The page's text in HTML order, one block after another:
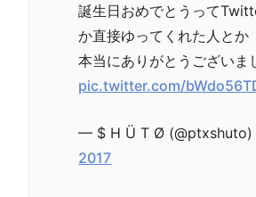
誕生日おめでとうって
か直接ゆってくれた人とか
本当にありがとうございま
pic.twitter.com/
— $ H Ü T Ø
2017